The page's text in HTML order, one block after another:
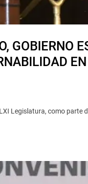
GOBIERNO
Legislatura, como parte